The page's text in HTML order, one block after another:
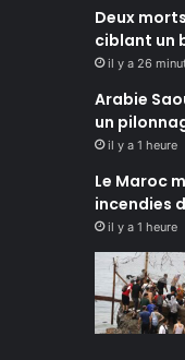
Deux
ciblant un
il y a 26
Arabie
un
il y a 1 heure
Le Maroc
incendies
il y a 1 heure